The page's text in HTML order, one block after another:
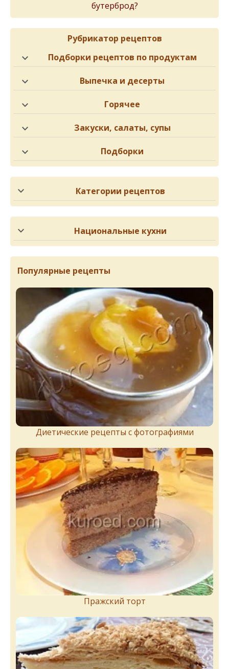
бутерброд?
Рубрикатор рецептов
Подборки рецептов по продуктам
Выпечка и десерты
Горячее
Закуски, салаты, супы
Подборки
Категории рецептов
Национальные кухни
Популярные рецепты
Диетические рецепты с фотографиями
Пражский торт